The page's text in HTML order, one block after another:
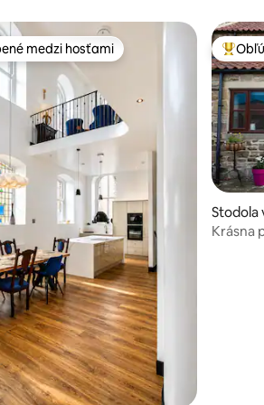
5 z 5, počet hodnotení: 18
medzi hosťami
medzi hosťami
Stodola
Krásna